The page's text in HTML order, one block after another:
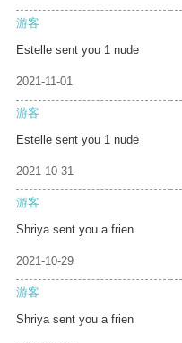
游客
Estelle sent you 1 nude
2021-11-01
游客
Estelle sent you 1 nude
2021-10-31
游客
Shriya sent you a frien
2021-10-29
游客
Shriya sent you a frien